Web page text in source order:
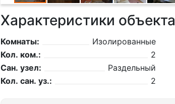
Характеристики объекта
Комнаты:
Изолированные
Кол. ком.:
2
Сан. узел:
Раздельный
Кол. сан. уз.:
2